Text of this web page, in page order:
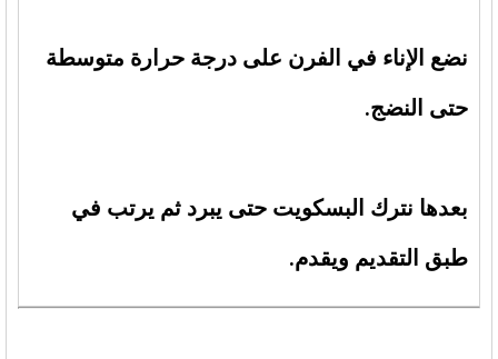
نضع الإناء في الفرن على درجة حرارة متوسطة
حتى النضج.
بعدها نترك البسكويت حتى يبرد ثم يرتب في
طبق التقديم ويقدم.